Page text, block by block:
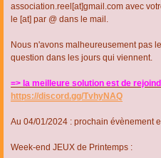
association.reel[at]gmail.com avec
le [at] par @ dans le mail.
Nous n'avons malheureusement pas
question dans les jours qui viennent.
=> la meilleure solution est de
https://discord.gg/TvhyNAQ
Au 04/01/2024 : prochain évènement
Week-end JEUX de Printemps :